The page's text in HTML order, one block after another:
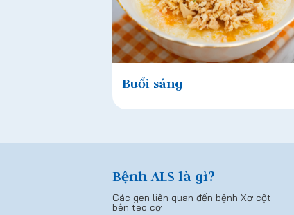
Buổi sáng
Bệnh ALS là gì?
Các gen liên quan đến bệnh Xơ cột
bên teo cơ